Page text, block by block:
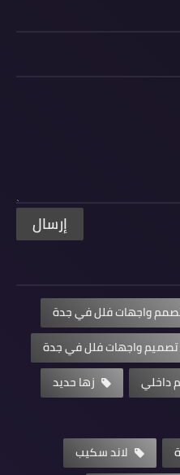
واجهات فلل في جدة
تصميم واجهات فلل في جدة
داخلي
زها حديد
لاند سكيب